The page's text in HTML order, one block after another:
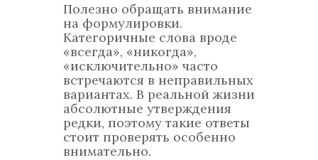
Полезно обращать внимание
на формулировки.
Категоричные слова вроде
«всегда», «никогда»,
«исключительно» часто
встречаются в неправильных
вариантах. В реальной жизни
абсолютные утверждения
редки, поэтому такие ответы
стоит проверять особенно
внимательно.